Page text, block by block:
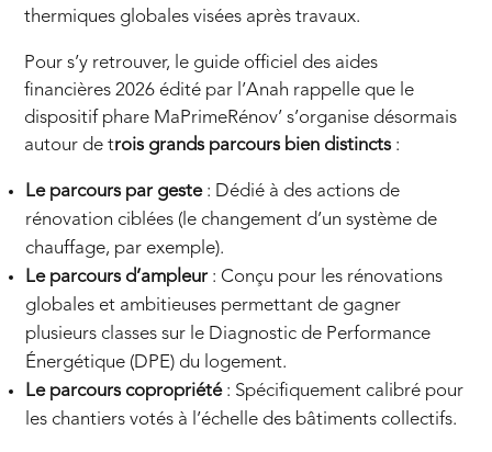
thermiques globales visées après travaux.
Pour s’y retrouver, le guide officiel des aides
financières 2026 édité par l’Anah rappelle que le
dispositif phare MaPrimeRénov’ s’organise désormais
autour de trois grands parcours bien distincts :
Le parcours par geste: Dédié à des actions de
rénovation ciblées (le changement d’un système de
chauffage, par exemple).
Le parcours d’ampleur: Conçu pour les rénovations
globales et ambitieuses permettant de gagner
plusieurs classes sur le Diagnostic de Performance
Énergétique (DPE) du logement.
Le parcours copropriété: Spécifiquement calibré pour
les chantiers votés à l’échelle des bâtiments collectifs.